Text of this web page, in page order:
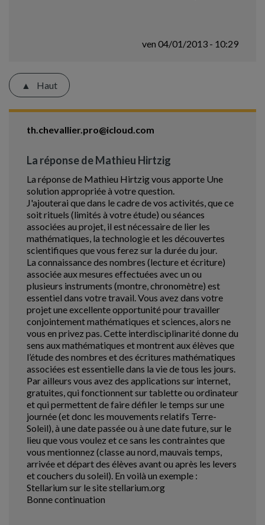
ven 04/01/2013 - 10:29
Haut
th.chevallier.pro@icloud.com
La réponse de Mathieu Hirtzig
La réponse de Mathieu Hirtzig vous apporte Une
solution appropriée à votre question.
J'ajouterai que dans le cadre de vos activités, que ce
soit rituels (limités à votre étude) ou séances
associées au projet, il est nécessaire de lier les
mathématiques, la technologie et les découvertes
scientifiques que vous ferez sur la durée du jour.
La connaissance des nombres (lecture et écriture)
associée aux mesures effectuées avec un ou
plusieurs instruments (montre, chronomètre) est
essentiel dans votre travail. Vous avez dans votre
projet une excellente opportunité pour travailler
conjointement mathématiques et sciences, alors ne
vous en privez pas. Cette interdisciplinarité donne du
sens aux mathématiques et montrent aux élèves que
l’étude des nombres et des écritures mathématiques
associées est essentielle dans la vie de tous les jours.
Par ailleurs vous avez des applications sur internet,
gratuites, qui fonctionnent sur tablette ou ordinateur
et qui permettent de faire défiler le temps sur une
journée (et donc les mouvements relatifs Terre-
Soleil), à une date passée ou à une date future, sur le
lieu que vous voulez et ce sans les contraintes que
vous mentionnez (classe au nord, mauvais temps,
arrivée et départ des élèves avant ou après les levers
et couchers du soleil). En voilà un exemple :
Stellarium sur le site stellarium.org
Bonne continuation